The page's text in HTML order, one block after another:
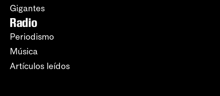
Gigantes
Radio
Periodismo
Música
Artículos leídos